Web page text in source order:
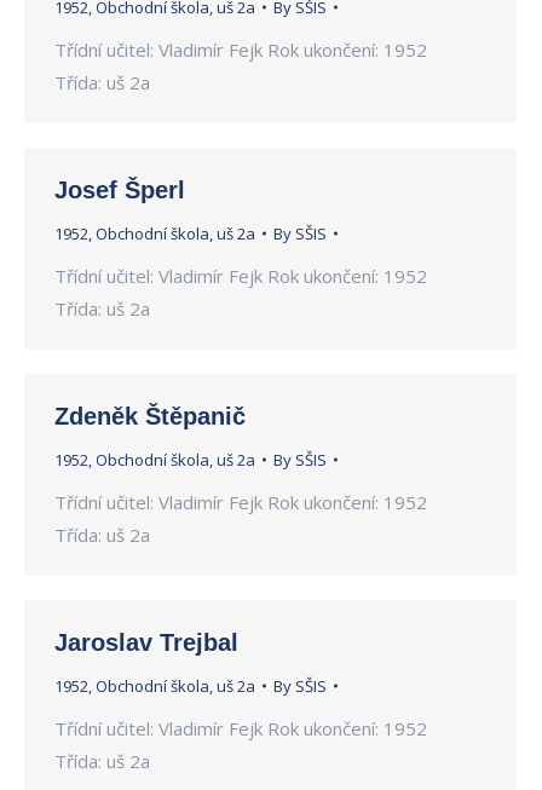
1952,Obchodní škola,uš 2a By SŠIS
Třídní učitel: Vladimír Fejk Rok ukončení: 1952
Třída: uš 2a
Josef Šperl
1952,Obchodní škola,uš 2a By SŠIS
Třídní učitel: Vladimír Fejk Rok ukončení: 1952
Třída: uš 2a
Zdeněk Štěpanič
1952,Obchodní škola,uš 2a By SŠIS
Třídní učitel: Vladimír Fejk Rok ukončení: 1952
Třída: uš 2a
Jaroslav Trejbal
1952,Obchodní škola,uš 2a By SŠIS
Třídní učitel: Vladimír Fejk Rok ukončení: 1952
Třída: uš 2a